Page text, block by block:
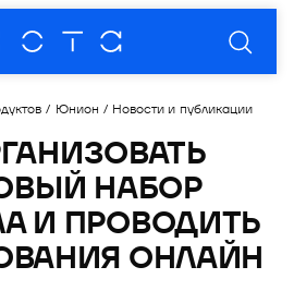
для автоматизации
в области
/ Юнион / Новости и публикации
НАБОР
И ПРОВОДИТЬ
ОНЛАЙН